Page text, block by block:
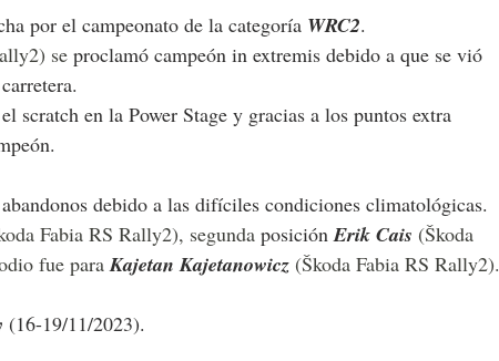
por el campeonato de la categoría WRC2.
se proclamó campeón in extremis debido a que se vió
scratch en la Power Stage y gracias a los puntos extra
debido a las difíciles condiciones climatológicas.
Fabia RS Rally2), segunda posición Erik Cais (Škoda
fue para Kajetan Kajetanowicz (Škoda Fabia RS Rally2).
(16-19/11/2023).